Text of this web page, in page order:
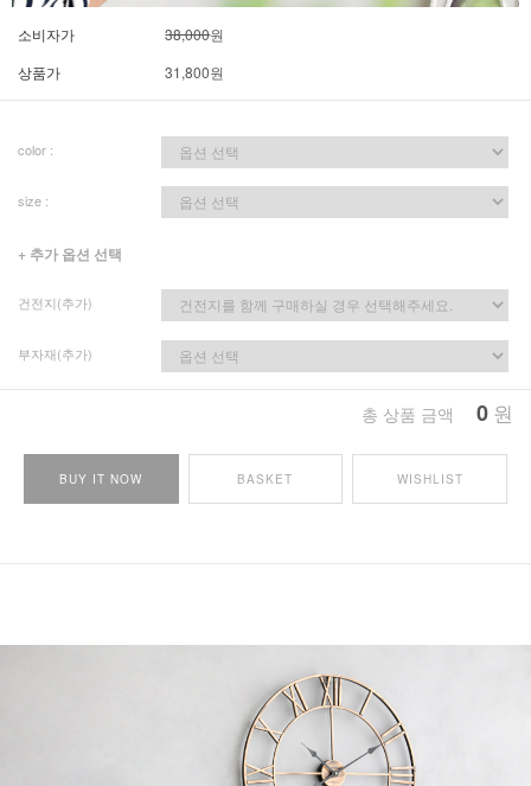
소비자가 38,000원
상품가
31,800원
color :
size :
+ 추가 옵션 선택
건전지(추가)
부자재(추가)
총 상품 금액 0 원
BUY IT NOW BASKET WISHLIST